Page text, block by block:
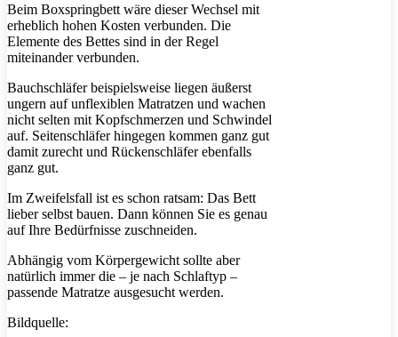
Beim Boxspringbett wäre dieser Wechsel mit
erheblich hohen Kosten verbunden. Die
Elemente des Bettes sind in der Regel
miteinander verbunden.
Bauchschläfer beispielsweise liegen äußerst
ungern auf unflexiblen Matratzen und wachen
nicht selten mit Kopfschmerzen und Schwindel
auf. Seitenschläfer hingegen kommen ganz gut
damit zurecht und Rückenschläfer ebenfalls
ganz gut.
Im Zweifelsfall ist es schon ratsam: Das Bett
lieber selbst bauen. Dann können Sie es genau
auf Ihre Bedürfnisse zuschneiden.
Abhängig vom Körpergewicht sollte aber
natürlich immer die – je nach Schlaftyp –
passende Matratze ausgesucht werden.
Bildquelle: